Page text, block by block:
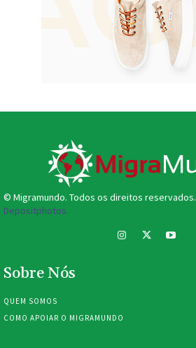
© Migramundo. Todos os direitos reservados.
Depositphotos.
Sobre Nós
QUEM SOMOS
COMO APOIAR O MIGRAMUNDO